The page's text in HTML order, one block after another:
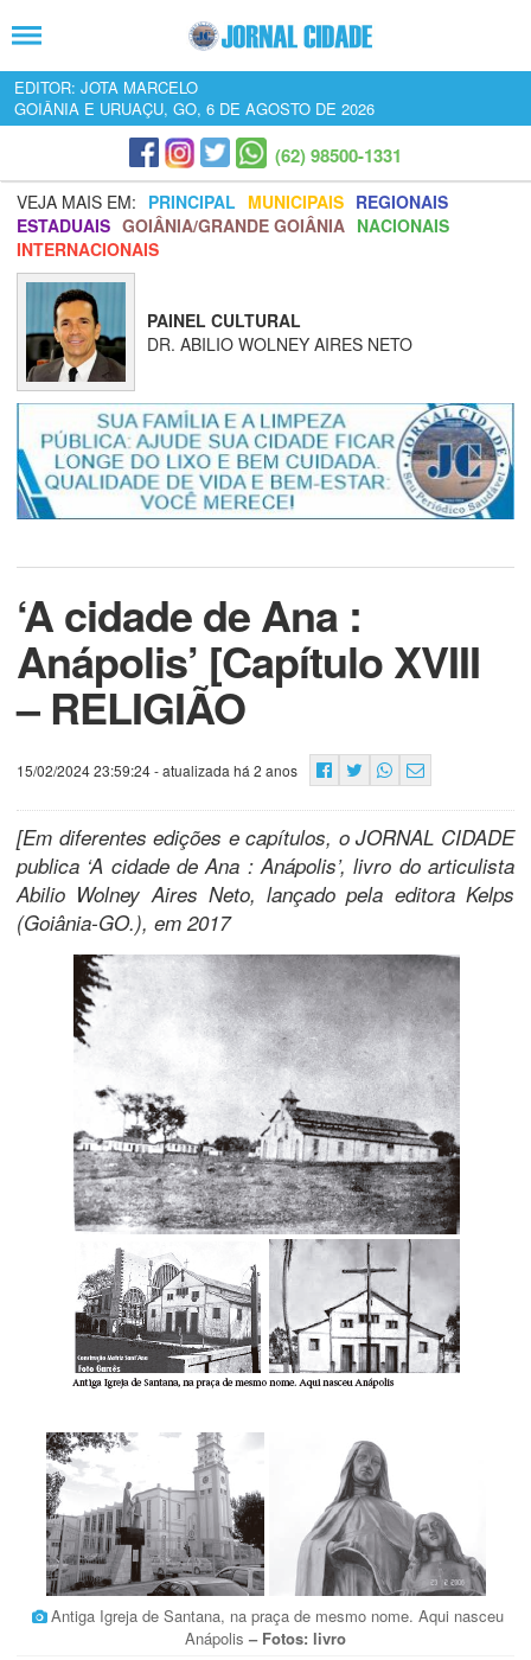
EDITOR: JOTA MARCELO
GOIÂNIA E URUAÇU, GO, 6 DE AGOSTO DE 2026
(62) 98500-1331
VEJA MAIS EM: PRINCIPAL MUNICIPAIS REGIONAIS
ESTADUAIS GOIÂNIA/GRANDE GOIÂNIA NACIONAIS
INTERNACIONAIS
PAINEL CULTURAL
DR. ABILIO WOLNEY AIRES NETO
‘A cidade de Ana :
Anápolis’ [Capítulo XVIII
– RELIGIÃO
15/02/2024 23:59:24- atualizada há 2 anos
[Em diferentes edições e capítulos, o JORNAL CIDADE
publica ‘A cidade de Ana : Anápolis’, livro do articulista
Abilio Wolney Aires Neto, lançado pela editora Kelps
(Goiânia-GO.), em 2017
Antiga Igreja de Santana, na praça de mesmo nome. Aqui nasceu
Anápolis – Fotos: livro